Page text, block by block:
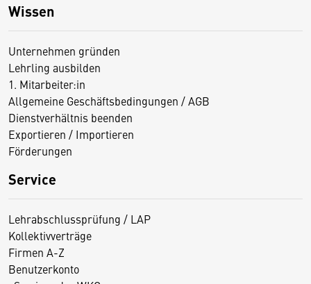
Wissen
Unternehmen gründen
Lehrling ausbilden
1. Mitarbeiter:in
Allgemeine Geschäftsbedingungen / AGB
Dienstverhältnis beenden
Exportieren / Importieren
Förderungen
Service
Lehrabschlussprüfung / LAP
Kollektivverträge
Firmen A-Z
Benutzerkonto
D
s
e
S